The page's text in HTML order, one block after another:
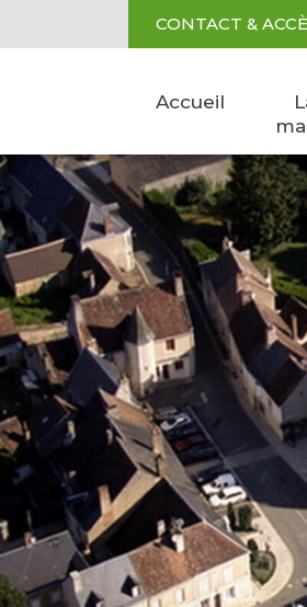
CONTACT &
Accueil
Cookies management panel